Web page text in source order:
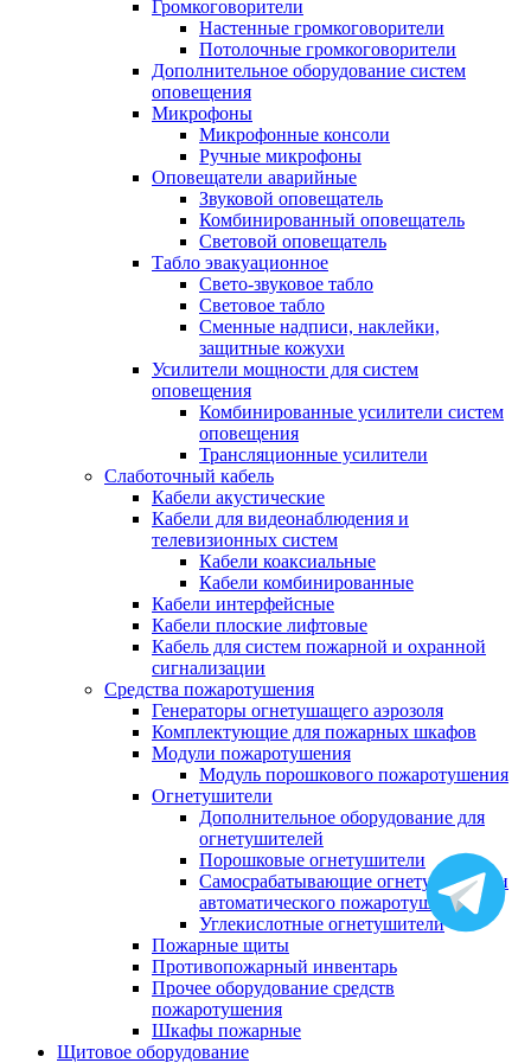
Громкоговорители
Настенные громкоговорители
Потолочные громкоговорители
Дополнительное оборудование систем
оповещения
Микрофоны
Микрофонные консоли
Ручные микрофоны
Оповещатели аварийные
Звуковой оповещатель
Комбинированный оповещатель
Световой оповещатель
Табло эвакуационное
Свето-звуковое табло
Световое табло
Сменные надписи, наклейки,
защитные кожухи
Усилители мощности для систем
оповещения
Комбинированные усилители систем
оповещения
Трансляционные усилители
Слаботочный кабель
Кабели акустические
Кабели для видеонаблюдения и
телевизионных систем
Кабели коаксиальные
Кабели комбинированные
Кабели интерфейсные
Кабели плоские лифтовые
Кабель для систем пожарной и охранной
сигнализации
Средства пожаротушения
Генераторы огнетушащего аэрозоля
Комплектующие для пожарных шкафов
Модули пожаротушения
Модуль порошкового пожаротушения
Огнетушители
Дополнительное оборудование для
огнетушителей
Порошковые огнетушители
Самосрабатывающие огнетушители и
автоматического пожаротушения
Углекислотные огнетушители
Пожарные щиты
Противопожарный инвентарь
Прочее оборудование средств
пожаротушения
Шкафы пожарные
Щитовое оборудование